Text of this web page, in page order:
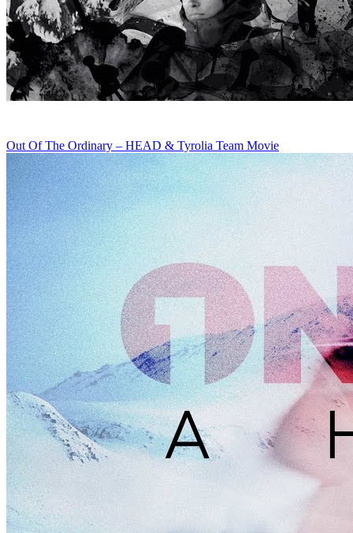
Out Of The Ordinary – HEAD & Tyrolia Team Movie